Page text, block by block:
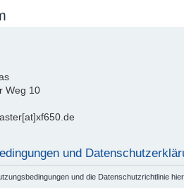
Weg 10
und
und die Datenschutzrichtlinie